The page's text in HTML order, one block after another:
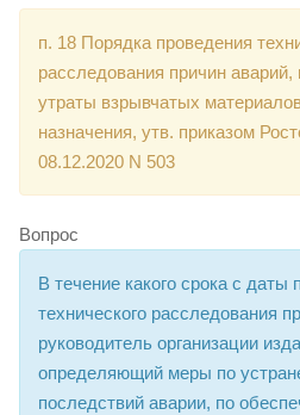
п. 18 Порядка проведения
расследования причин
утраты взрывчатых
назначения, утв. приказом
08.12.2020 N 503
Вопрос
В течение какого срока с даты
технического расследования
руководитель организации
определяющий меры по
последствий аварии, по